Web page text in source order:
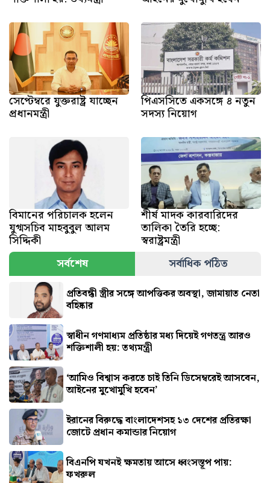
সেপ্টেম্বরে যুক্তরাষ্ট্র যাচ্ছেন
প্রধানমন্ত্রী
পিএসসিতে একসঙ্গে ৪ নতুন
সদস্য নিয়োগ
বিমানের পরিচালক হলেন
যুগ্মসচিব মাহবুবুল আলম
সিদ্দিকী
শীর্ষ মাদক কারবারিদের
তালিকা তৈরি হচ্ছে:
স্বরাষ্ট্রমন্ত্রী
সর্বশেষ
সর্বাধিক পঠিত
প্রতিবন্ধী স্ত্রীর সঙ্গে আপত্তিকর অবস্থা, জামায়াত নেতা
বহিষ্কার
স্বাধীন গণমাধ্যম প্রতিষ্ঠার মধ্য দিয়েই গণতন্ত্র আরও
শক্তিশালী হয়: তথ্যমন্ত্রী
‘আমিও বিশ্বাস করতে চাই তিনি ডিসেম্বরেই আসবেন,
আইনের মুখোমুখি হবেন’
ইরানের বিরুদ্ধে বাংলাদেশসহ ১৩ দেশের প্রতিরক্ষা
জোটে প্রধান কমান্ডার নিয়োগ
বিএনপি যখনই ক্ষমতায় আসে ধ্বংসস্তূপ পায়:
ফখরুল